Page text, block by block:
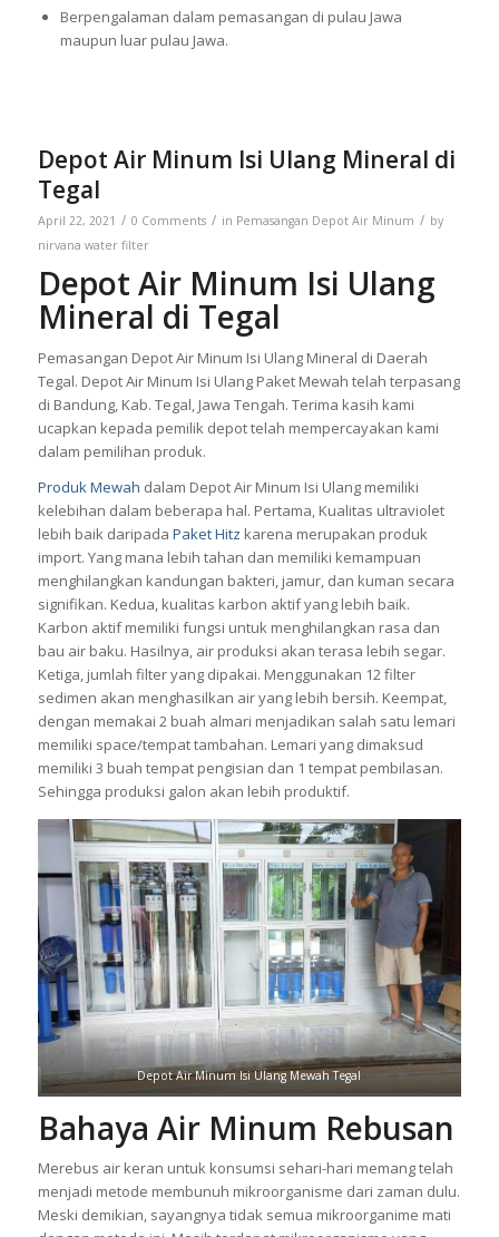
Berpengalaman dalam pemasangan di pulau Jawa
maupun luar pulau Jawa.
Depot Air Minum Isi Ulang Mineral di
Tegal
April 22, 2021 / 0 Comments / in Pemasangan Depot Air Minum / by
nirvana water filter
Depot Air Minum Isi Ulang
Mineral di Tegal
Pemasangan Depot Air Minum Isi Ulang Mineral di Daerah
Tegal. Depot Air Minum Isi Ulang Paket Mewah telah terpasang
di Bandung, Kab. Tegal, Jawa Tengah. Terima kasih kami
ucapkan kepada pemilik depot telah mempercayakan kami
dalam pemilihan produk.
Produk Mewah dalam Depot Air Minum Isi Ulang memiliki
kelebihan dalam beberapa hal. Pertama, Kualitas ultraviolet
lebih baik daripada Paket Hitz karena merupakan produk
import. Yang mana lebih tahan dan memiliki kemampuan
menghilangkan kandungan bakteri, jamur, dan kuman secara
signifikan. Kedua, kualitas karbon aktif yang lebih baik.
Karbon aktif memiliki fungsi untuk menghilangkan rasa dan
bau air baku. Hasilnya, air produksi akan terasa lebih segar.
Ketiga, jumlah filter yang dipakai. Menggunakan 12 filter
sedimen akan menghasilkan air yang lebih bersih. Keempat,
dengan memakai 2 buah almari menjadikan salah satu lemari
memiliki space/tempat tambahan. Lemari yang dimaksud
memiliki 3 buah tempat pengisian dan 1 tempat pembilasan.
Sehingga produksi galon akan lebih produktif.
Depot Air Minum Isi Ulang Mewah Tegal
Bahaya Air Minum Rebusan
Merebus air keran untuk konsumsi sehari-hari memang telah
menjadi metode membunuh mikroorganisme dari zaman dulu.
Meski demikian, sayangnya tidak semua mikroorganime mati